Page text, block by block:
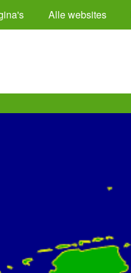
Alle websites